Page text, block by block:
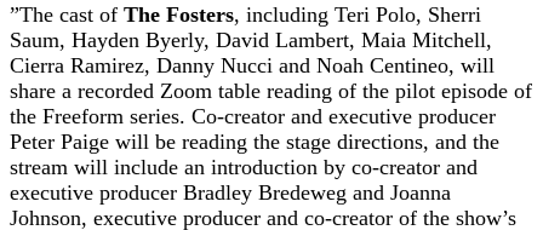
”The cast of The Fosters, including Teri Polo, Sherri
Saum, Hayden Byerly, David Lambert, Maia Mitchell,
Cierra Ramirez, Danny Nucci and Noah Centineo, will
share a recorded Zoom table reading of the pilot episode of
the Freeform series. Co-creator and executive producer
Peter Paige will be reading the stage directions, and the
stream will include an introduction by co-creator and
executive producer Bradley Bredeweg and Joanna
Johnson, executive producer and co-creator of the show’s